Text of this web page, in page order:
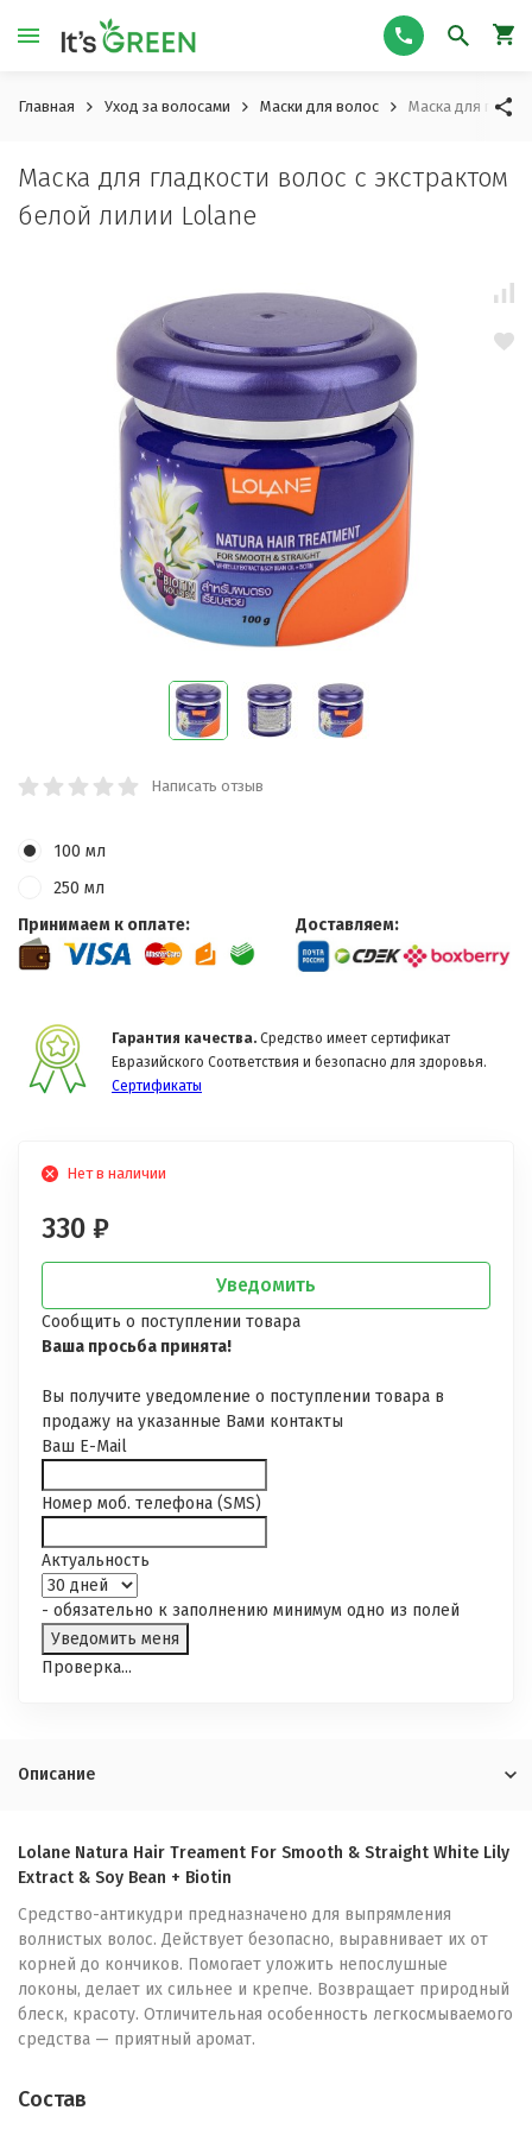
Главная Уход за волосами Маски для волос Маска для
Маска для гладкости волос с экстрактом
белой лилии Lolane
Написать отзыв
100 мл
250 мл
Принимаем к оплате:
Доставляем:
Гарантия качества. Средство имеет сертификат
Евразийского Соответствия и безопасно для здоровья.
Сертификаты
Нет в наличии
330 ₽
Уведомить
Сообщить о поступлении товара
Ваша просьба принята!
Вы получите уведомление о поступлении товара в
продажу на указанные Вами контакты
Ваш E-Mail
Номер моб. телефона (SMS)
Актуальность
- обязательно к заполнению минимум одно из полей
Проверка...
Описание
Lolane Natura Hair Treament For Smooth & Straight White Lily
Extract & Soy Bean + Biotin
Средство-антикудри предназначено для выпрямления
волнистых волос. Действует безопасно, выравнивает их от
корней до кончиков. Помогает уложить непослушные
локоны, делает их сильнее и крепче. Возвращает природный
блеск, красоту. Отличительная особенность легкосмываемого
средства — приятный аромат.
Состав